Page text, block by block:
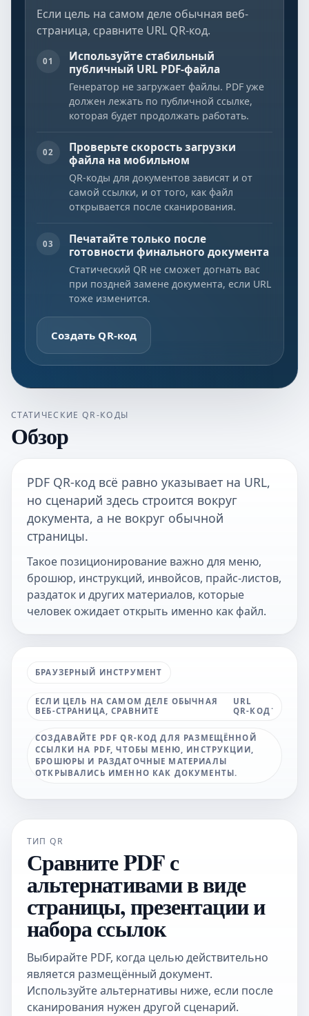
Если цель на самом деле обычная веб-
страница, сравните URL QR-код.
01
Используйте стабильный
публичный URL PDF-файла
Генератор не загружает файлы. PDF уже
должен лежать по публичной ссылке,
которая будет продолжать работать.
02
Проверьте скорость загрузки
файла на мобильном
QR-коды для документов зависят и от
самой ссылки, и от того, как файл
открывается после сканирования.
03
Печатайте только после
готовности финального документа
Статический QR не сможет догнать вас
при поздней замене документа, если URL
тоже изменится.
Создать QR-код
СТАТИЧЕСКИЕ QR-КОДЫ
Обзор
PDF QR-код всё равно указывает на URL,
но сценарий здесь строится вокруг
документа, а не вокруг обычной
страницы.
Такое позиционирование важно для меню,
брошюр, инструкций, инвойсов, прайс-листов,
раздаток и других материалов, которые
человек ожидает открыть именно как файл.
БРАУЗЕРНЫЙ ИНСТРУМЕНТ
ЕСЛИ ЦЕЛЬ НА САМОМ ДЕЛЕ ОБЫЧНАЯ
ВЕБ-СТРАНИЦА, СРАВНИТЕ
URL
QR-КОД .
СОЗДАВАЙТЕ PDF QR-КОД ДЛЯ РАЗМЕЩЁННОЙ
ССЫЛКИ НА PDF, ЧТОБЫ МЕНЮ, ИНСТРУКЦИИ,
БРОШЮРЫ И РАЗДАТОЧНЫЕ МАТЕРИАЛЫ
ОТКРЫВАЛИСЬ ИМЕННО КАК ДОКУМЕНТЫ.
ТИП QR
Сравните PDF с
альтернативами в виде
страницы, презентации и
набора ссылок
Выбирайте PDF, когда целью действительно
является размещённый документ.
Используйте альтернативы ниже, если после
сканирования нужен другой сценарий.